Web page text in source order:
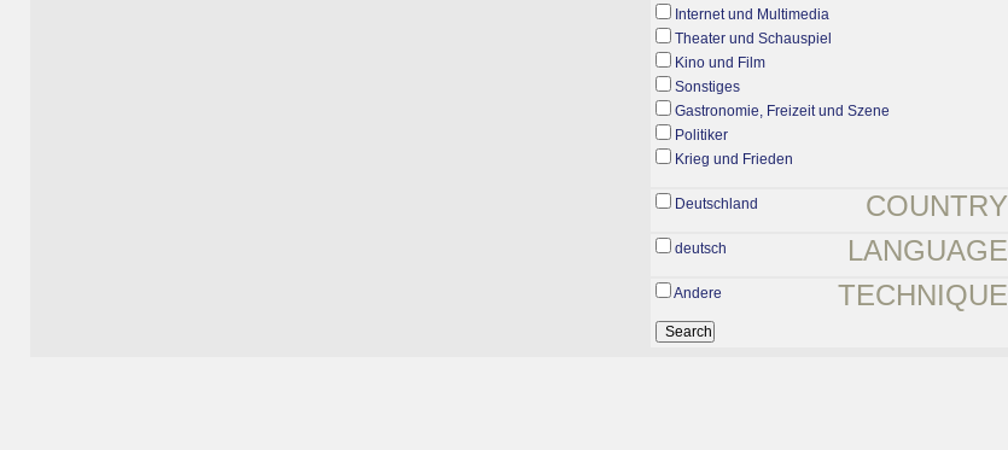
Internet und Multimedia
Theater und Schauspiel
Kino und Film
Sonstiges
Gastronomie, Freizeit und Szene
Politiker
Krieg und Frieden
COUNTRY
Deutschland
LANGUAGE
deutsch
TECHNIQUE
Andere